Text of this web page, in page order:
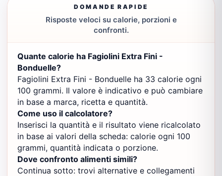
DOMANDE RAPIDE
Risposte veloci su calorie, porzioni e
confronti.
Quante calorie ha Fagiolini Extra Fini -
Bonduelle?
Fagiolini Extra Fini - Bonduelle ha 33 calorie ogni
100 grammi. Il valore è indicativo e può cambiare
in base a marca, ricetta e quantità.
Come uso il calcolatore?
Inserisci la quantità e il risultato viene ricalcolato
in base ai valori della scheda: calorie ogni 100
grammi, quantità indicata o porzione.
Dove confronto alimenti simili?
Continua sotto: trovi alternative e collegamenti